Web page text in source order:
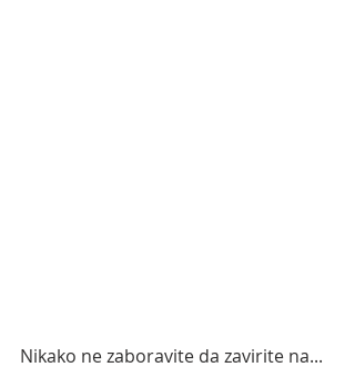
Nikako ne zaboravite da zavirite na...